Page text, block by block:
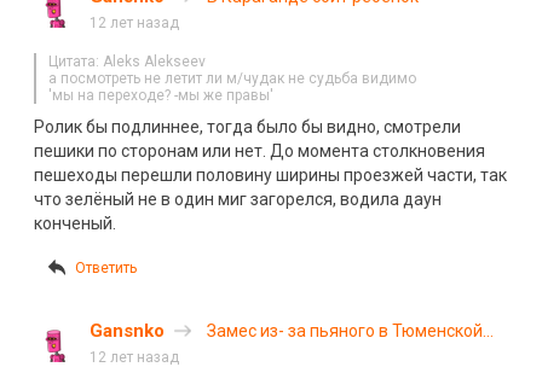
12 лет назад
Цитата: Aleks Alekseev
а посмотреть не летит ли м/чудак не судьба видимо
'мы на переходе? -мы же правы'
Ролик бы подлиннее, тогда было бы видно, смотрели
пешики по сторонам или нет. До момента столкновения
пешеходы перешли половину ширины проезжей части, так
что зелёный не в один миг загорелся, водила даун
конченый.
Ответить
Gansnko
Замес из- за пьяного в Тюменской
12 лет назад